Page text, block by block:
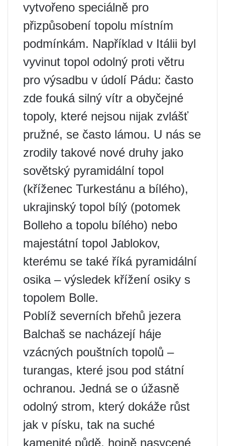
vytvořeno speciálně pro
přizpůsobení topolu místním
podmínkám. Například v Itálii byl
vyvinut topol odolný proti větru
pro výsadbu v údolí Pádu: často
zde fouká silný vítr a obyčejné
topoly, které nejsou nijak zvlášť
pružné, se často lámou. U nás se
zrodily takové nové druhy jako
sovětský pyramidální topol
(kříženec Turkestánu a bílého),
ukrajinský topol bílý (potomek
Bolleho a topolu bílého) nebo
majestátní topol Jablokov,
kterému se také říká pyramidální
osika – výsledek křížení osiky s
topolem Bolle.
Poblíž severních břehů jezera
Balchaš se nacházejí háje
vzácných pouštních topolů –
turangas, které jsou pod státní
ochranou. Jedná se o úžasně
odolný strom, který dokáže růst
jak v písku, tak na suché
kamenité půdě, hojně nasycené